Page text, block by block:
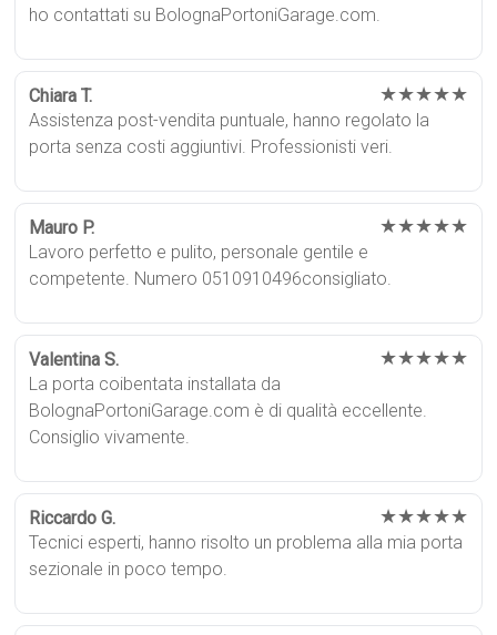
ho contattati su BolognaPortoniGarage.com.
Chiara T. ★★★★★
Assistenza post-vendita puntuale, hanno regolato la
porta senza costi aggiuntivi. Professionisti veri.
Mauro P. ★★★★★
Lavoro perfetto e pulito, personale gentile e
competente. Numero 0510910496consigliato.
Valentina S. ★★★★★
La porta coibentata installata da
BolognaPortoniGarage.com è di qualità eccellente.
Consiglio vivamente.
Riccardo G. ★★★★★
Tecnici esperti, hanno risolto un problema alla mia porta
sezionale in poco tempo.